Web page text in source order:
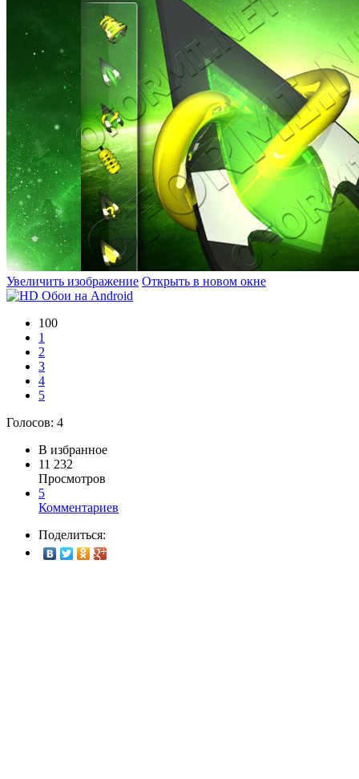
Увеличить изображение Открыть в новом окне
100
1
2
3
4
5
Голосов: 4
В избранное
11 232
Просмотров
5
Комментариев
Поделиться: